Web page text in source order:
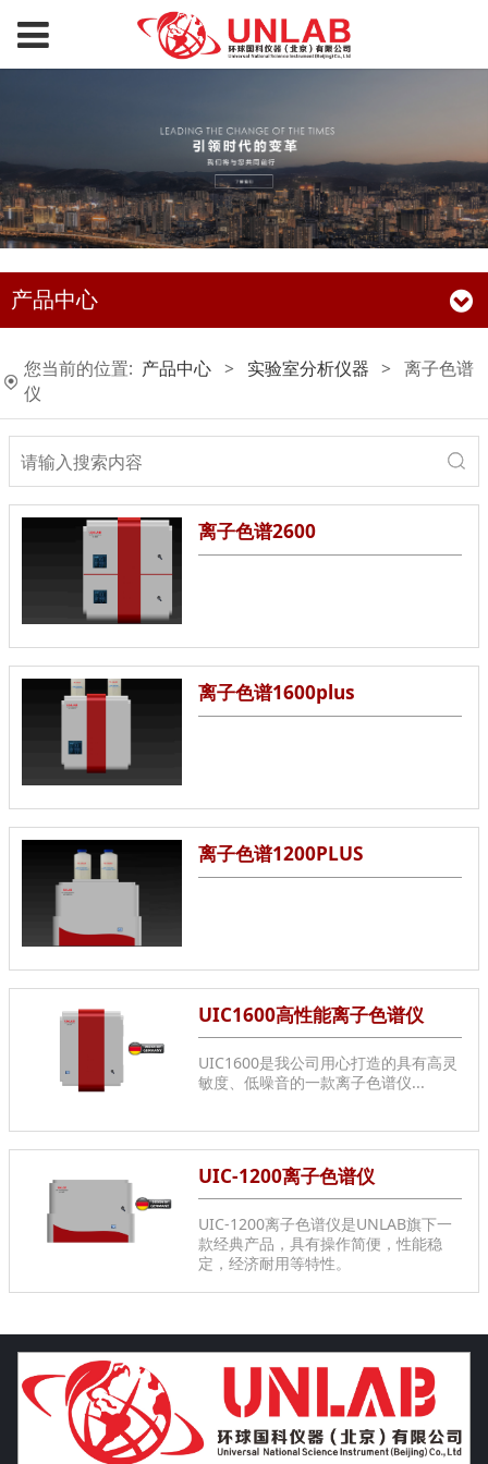
产品中心
您当前的位置: 产品中心 > 实验室分析仪器 >
离子色谱
仪
离子色谱2600
离子色谱1600plus
离子色谱1200PLUS
UIC1600高性能离子色谱仪
UIC1600是我公司用心打造的具有高灵
敏度、低噪音的一款离子色谱仪...
UIC-1200离子色谱仪
UIC-1200离子色谱仪是UNLAB旗下一
款经典产品，具有操作简便，性能稳
定，经济耐用等特性。